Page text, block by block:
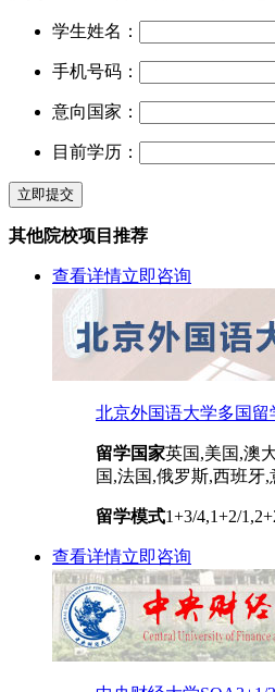
学生姓名：
手机号码：
意向国家：
目前学历：
立即提交
其他院校项目推荐
查看详情立即咨询
北京外国语大学多国留
留学国家英国,美国,澳
国,法国,俄罗斯,西班牙
留学模式1+3/4,1+2/
查看详情立即咨询